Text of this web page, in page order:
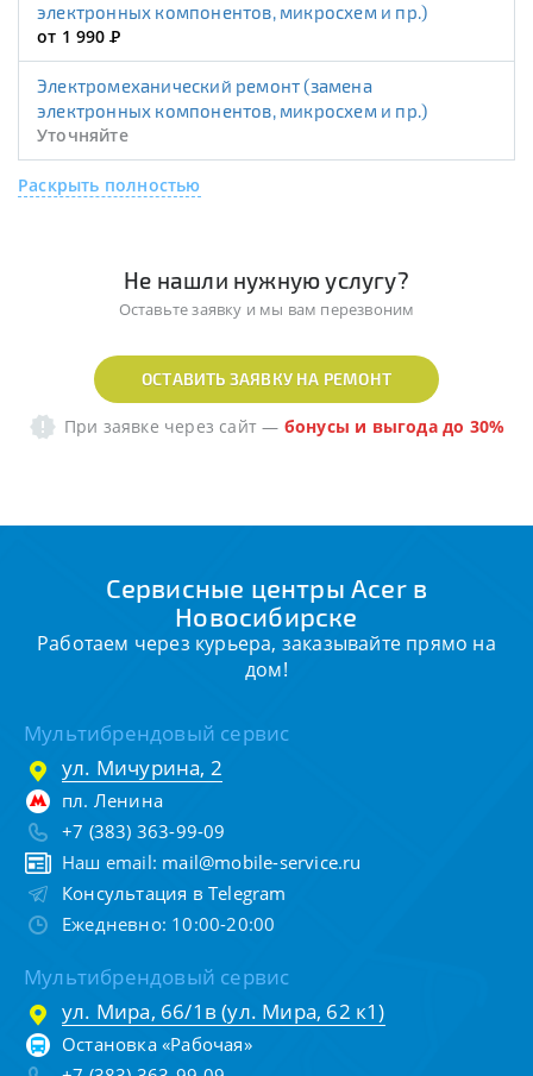
электронных компонентов, микросхем и пр.)
от 1 990Р
Электромеханический ремонт (замена
электронных компонентов, микросхем и пр.)
Уточняйте
Раскрыть полностью
Не нашли нужную услугу?
Оставьте заявку и мы вам перезвоним
ОСТАВИТЬ ЗАЯВКУ НА РЕМОНТ
При заявке через сайт — бонусы и выгода до 30%
Сервисные центры Acer в
Новосибирске
Работаем через курьера, заказывайте прямо на
дом!
Мультибрендовый сервис
ул. Мичурина, 2
пл. Ленина
+7 (383) 363-99-09
Наш email: mail@mobile-service.ru
Консультация в Telegram
Ежедневно: 10:00-20:00
Мультибрендовый сервис
ул. Мира, 66/1в (ул. Мира, 62 к1)
Остановка «Рабочая»